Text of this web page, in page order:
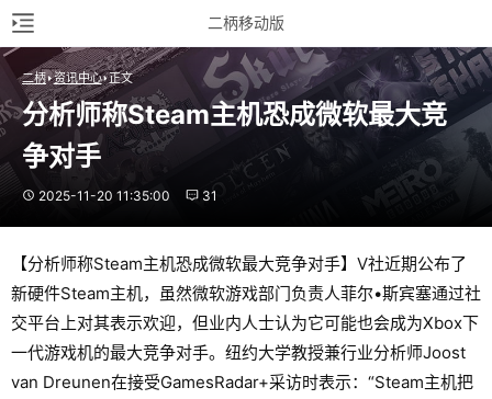
二柄移动版
二柄 资讯中心 正文
分析师称Steam主机恐成微软最大竞
争对手
2025-11-20 11:35:00 31
【分析师称Steam主机恐成微软最大竞争对手】V社近期公布了
新硬件Steam主机，虽然微软游戏部门负责人菲尔•斯宾塞通过社
交平台上对其表示欢迎，但业内人士认为它可能也会成为Xbox下
一代游戏机的最大竞争对手。纽约大学教授兼行业分析师Joost
van Dreunen在接受GamesRadar+采访时表示：“Steam主机把